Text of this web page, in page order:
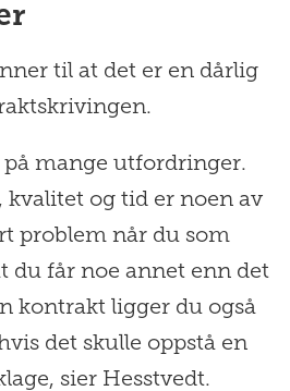
til at det er en dårlig
på mange utfordringer.
kvalitet og tid er noen av
problem når du som
du får noe annet enn det
kontrakt ligger du også
det skulle oppstå en
sier Hesstvedt.